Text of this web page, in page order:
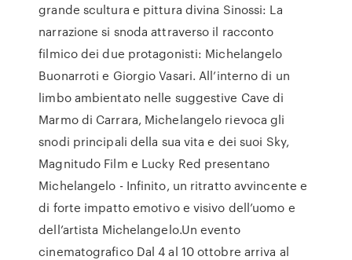
grande scultura e pittura divina Sinossi: La
narrazione si snoda attraverso il racconto
filmico dei due protagonisti: Michelangelo
Buonarroti e Giorgio Vasari. All’interno di un
limbo ambientato nelle suggestive Cave di
Marmo di Carrara, Michelangelo rievoca gli
snodi principali della sua vita e dei suoi Sky,
Magnitudo Film e Lucky Red presentano
Michelangelo - Infinito, un ritratto avvincente e
di forte impatto emotivo e visivo dell’uomo e
dell’artista Michelangelo.Un evento
cinematografico Dal 4 al 10 ottobre arriva al